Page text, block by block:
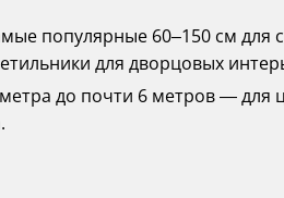
популярные 60–150 см для
для дворцовых
до почти 6 метров — для